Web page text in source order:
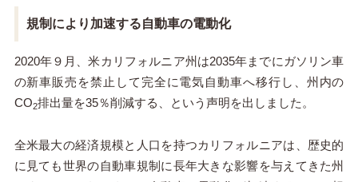
規制により加速する自動車の電動化
2020年９月、米カリフォルニア州は2035年までにガソリン車
の新車販売を禁止して完全に電気自動車へ移行し、州内の
CO2排出量を35％削減する、という声明を出しました。
全米最大の経済規模と人口を持つカリフォルニアは、歴史的
に見ても世界の自動車規制に長年大きな影響を与えてきた州